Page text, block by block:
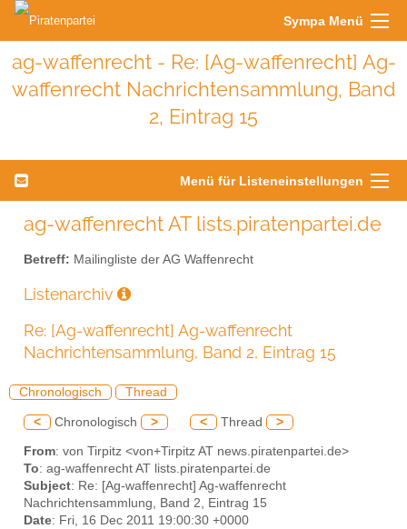
Sympa Menü
ag-waffenrecht - Re: [Ag-waffenrecht] Ag-
waffenrecht Nachrichtensammlung, Band
2, Eintrag 15
Menü für Listeneinstellungen
ag-waffenrecht AT lists.piratenpartei.de
Betreff: Mailingliste der AG Waffenrecht
Listenarchiv
Re: [Ag-waffenrecht] Ag-waffenrecht
Nachrichtensammlung, Band 2, Eintrag 15
Chronologisch Thread
< Chronologisch > < Thread >
From: von Tirpitz <von+Tirpitz AT news.piratenpartei.de>
To: ag-waffenrecht AT lists.piratenpartei.de
Subject: Re: [Ag-waffenrecht] Ag-waffenrecht
Nachrichtensammlung, Band 2, Eintrag 15
Date: Fri, 16 Dec 2011 19:00:30 +0000